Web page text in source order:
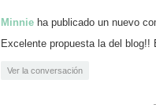
Minnie ha publicado un nuevo
Excelente propuesta la del blog!!
Ver la conversación